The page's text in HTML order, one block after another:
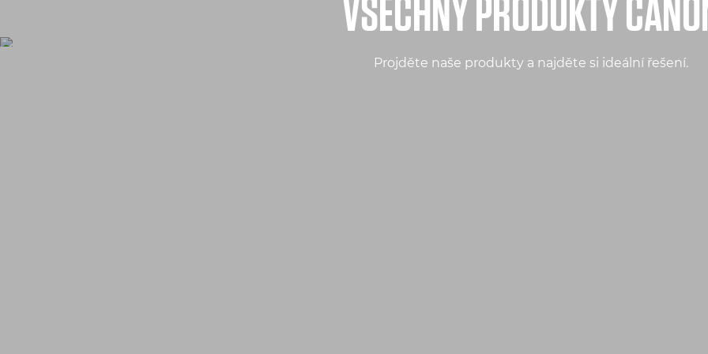
VŠECHNY PRODUKTY
Projděte naše produkty a najděte si ideální řešení.